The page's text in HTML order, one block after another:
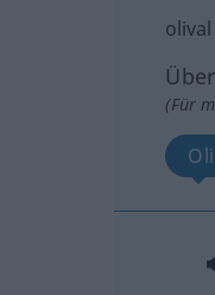
olival
(Für